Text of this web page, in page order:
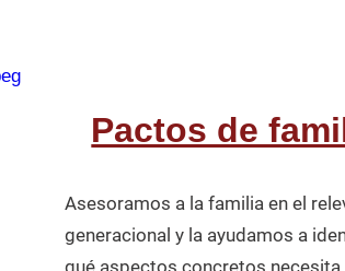
Pactos de
Asesoramos a la familia en el
generacional y la ayudamos a
qué aspectos concretos necesita